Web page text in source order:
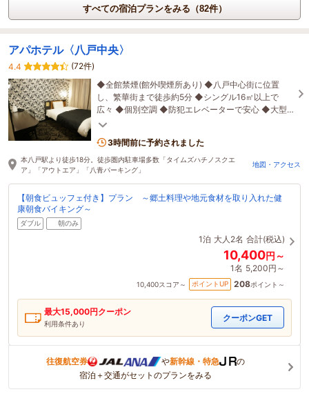
すべての宿泊プランをみる（82件）
アパホテル〈八戸中央〉
4.4
(72件)
◆全館禁煙(館外喫煙所あり) ◆八戸中心街に位置
し、繁華街まで徒歩約5分 ◆シングル16㎡以上で
広々 ◆個別空調 ◆防犯エレベーターで安心 ◆大型
TVでVOD視聴無料・キャスト機能搭載 ◆大好評朝食
3時間前に予約されました
本八戸駅より徒歩18分。徒歩圏内駐車場多数「タイムズハチノスクエ
ア」「アウトエア」「八青パーキング」
地図・アクセス
【朝食ビュッフェ付き】プラン ～郷土料理や地元食材を取り入れた健
康朝食バイキング～
ダブル 朝のみ
1泊 大人2名 合計(税込)
10,400円～
1名 5,200円～
10,400スコア～ ポイントUP 208ポイント～
最大15,000円クーポン
利用条件あり
クーポンGET
往復航空券 や新幹線・特急
の
宿泊＋交通がセットのプランをみる